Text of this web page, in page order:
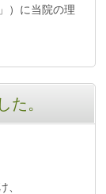
）に当院の理
た。
、